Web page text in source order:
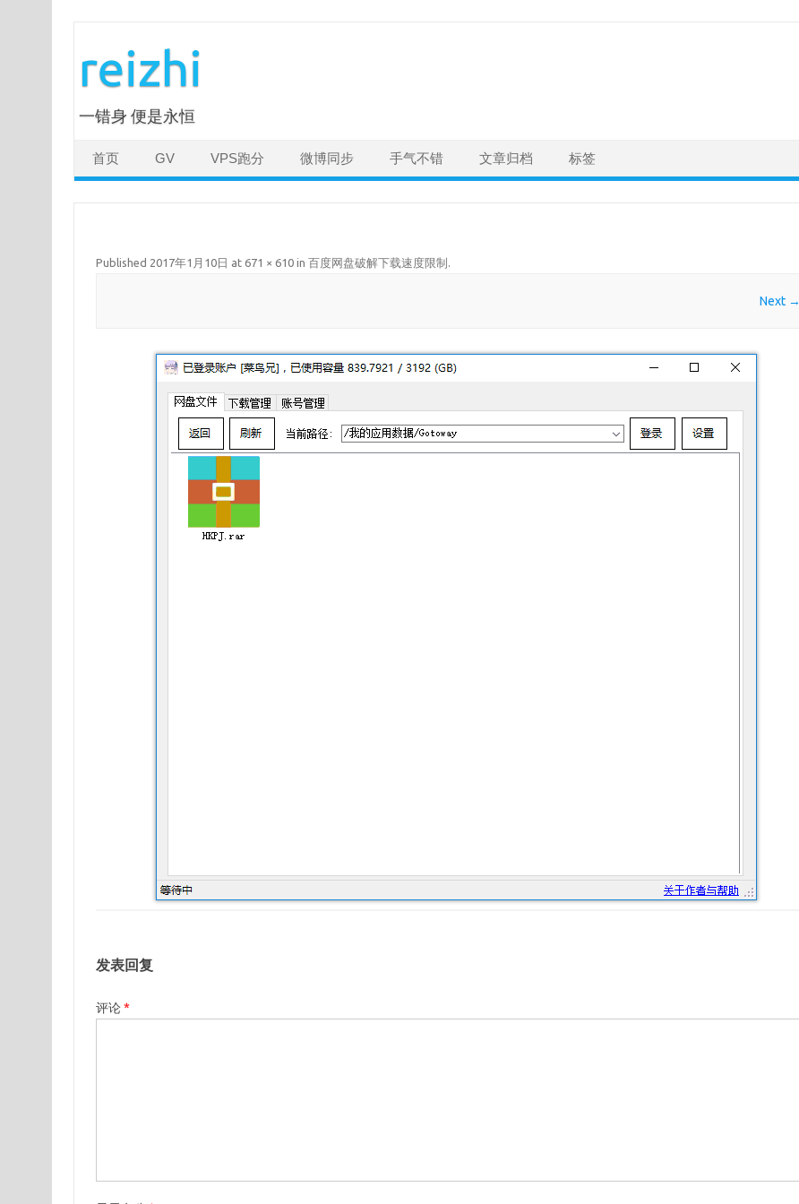
reizhi
一错身 便是永恒
首页 GV VPS跑分 微博同步 手气不错 文章归档 标签
Published 2017年1月10日 at 671 × 610in 百度网盘破解下载速度限制 .
Next →
发表回复
评论*